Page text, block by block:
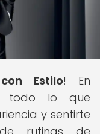
Estilo! En
todo lo que
y sentirte